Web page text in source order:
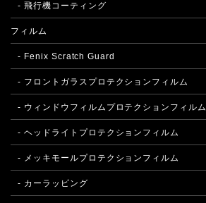
- 飛行機コーティング
フィルム
- Fenix Scratch Guard
- フロントガラスプロテクションフィルム
- ウィンドウフィルムプロテクションフィルム
- ヘッドライトプロテクションフィルム
- メッキモールプロテクションフィルム
- カーラッピング